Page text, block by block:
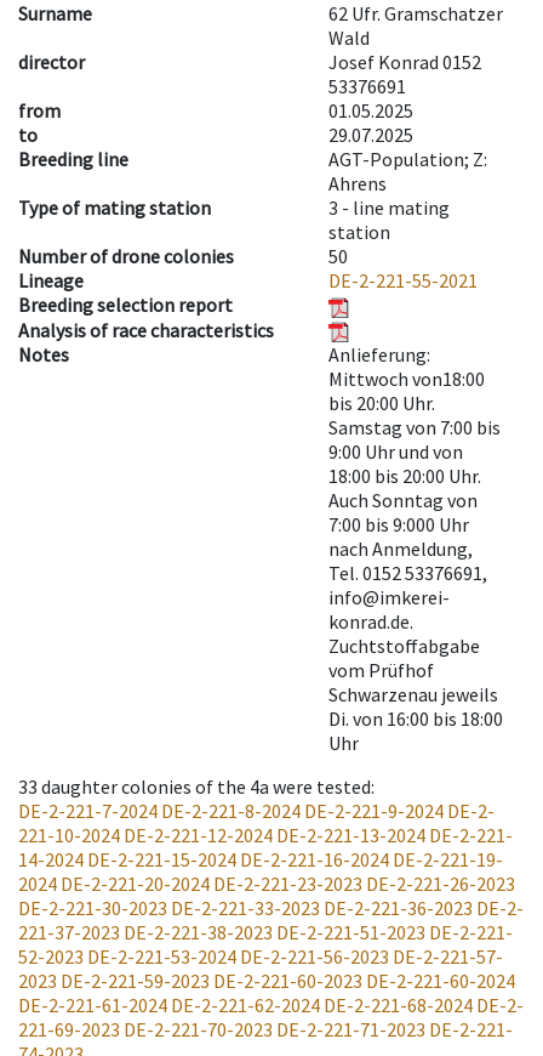
Surname
62 Ufr. Gramschatzer
Wald
director
Josef Konrad 0152
53376691
from
01.05.2025
to
29.07.2025
Breeding line
AGT-Population; Z:
Ahrens
Type of mating station
3 - line mating
station
Number of drone colonies
50
Lineage
DE-2-221-55-2021
Breeding selection report
Analysis of race characteristics
Notes
Anlieferung:
Mittwoch von18:00
bis 20:00 Uhr.
Samstag von 7:00 bis
9:00 Uhr und von
18:00 bis 20:00 Uhr.
Auch Sonntag von
7:00 bis 9:000 Uhr
nach Anmeldung,
Tel. 0152 53376691,
info@imkerei-
konrad.de.
Zuchtstoffabgabe
vom Prüfhof
Schwarzenau jeweils
Di. von 16:00 bis 18:00
Uhr
33 daughter colonies of the 4a were tested:
DE-2-221-7-2024 DE-2-221-8-2024 DE-2-221-9-2024 DE-2-
221-10-2024 DE-2-221-12-2024 DE-2-221-13-2024 DE-2-221-
14-2024 DE-2-221-15-2024 DE-2-221-16-2024 DE-2-221-19-
2024 DE-2-221-20-2024 DE-2-221-23-2023 DE-2-221-26-2023
DE-2-221-30-2023 DE-2-221-33-2023 DE-2-221-36-2023 DE-2-
221-37-2023 DE-2-221-38-2023 DE-2-221-51-2023 DE-2-221-
52-2023 DE-2-221-53-2024 DE-2-221-56-2023 DE-2-221-57-
2023 DE-2-221-59-2023 DE-2-221-60-2023 DE-2-221-60-2024
DE-2-221-61-2024 DE-2-221-62-2024 DE-2-221-68-2024 DE-2-
221-69-2023 DE-2-221-70-2023 DE-2-221-71-2023 DE-2-221-